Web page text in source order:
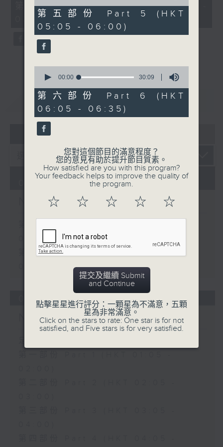
minutes,
seconds
第二部份 Part 2 (HKT 02:05 -
03:00)
重溫 CATCHUP
07 - 08
09/08/2026
Night Music on Radio 3
第二部份 Part 2 (HKT 02:05 -
08/08/2026
Night Music on Radio 3
55
minutes,
9
seconds
第五部份 Part 5 (HKT
05:05 - 06:00)
seconds
30
minutes,
9
seconds
00:00 30:09
第六部份 Part 6 (HKT
06:05 - 06:35)
您對這個節目的滿意程度？
您的意見有助於提升節目質素。
How satisfied are you with this program?
Your feedback helps to improve the quality of
the program.
☆ ☆ ☆ ☆ ☆
提交及繼續 Submit
and Continue
點擊星星進行評分：一顆星為不滿意，五顆
星為非常滿意。
Click on the stars to rate: One star is for not
satisfied, and Five stars is for very satisfied.